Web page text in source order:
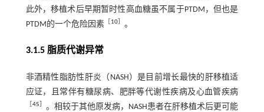
此外，移植术后早期暂时性高血糖虽不属于PTDM，但也是
PTDM的一个危险因素［ 10］ 。
3.1.5 脂质代谢异常
非酒精性脂肪性肝炎（NASH）是目前增长最快的肝移植适
应证，且常伴有糖尿病、肥胖等代谢性疾病及心血管疾病
45
。相较于其他原发病，NASH患者在肝移植术后更可能